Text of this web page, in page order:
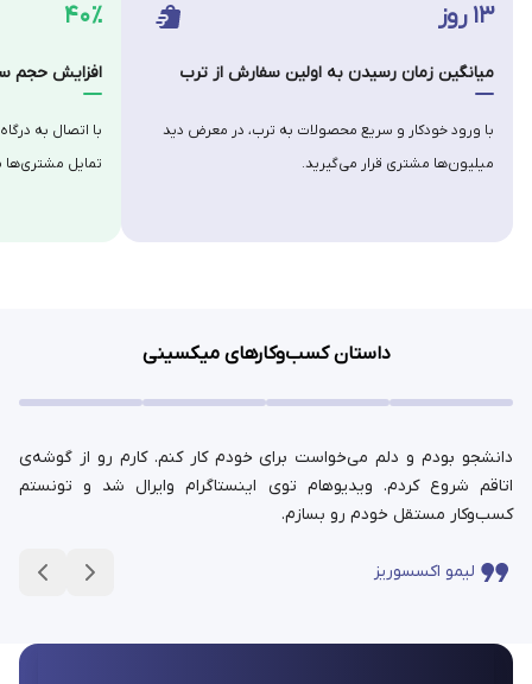
۴۰٪
افزایش حجم
با اتصال به
تمایل
۱۳ روز
میانگین زمان رسیدن به اولین سفارش از ترب
با ورود خودکار و سریع محصولات به ترب، در معرض دید
میلیون‌ها مشتری قرار می‌گیرید.
داستان کسب‌وکارهای میکسینی
دانشجو بودم و دلم می‌خواست برای خودم کار کنم. کارم رو از گوشه‌ی
اتاقم شروع کردم. ویدیوهام توی اینستاگرام وایرال شد و تونستم
کسب‌وکار مستقل خودم رو بسازم.
لیمو اکسسوریز